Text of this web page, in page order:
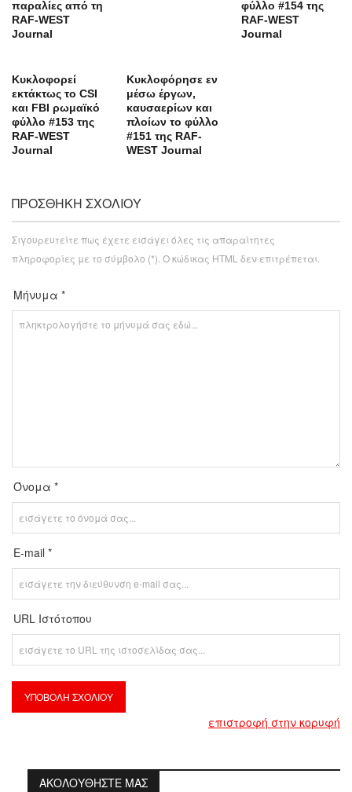
παραλίες από τη
RAF-WEST
Journal
φύλλο #154 της
RAF-WEST
Journal
Κυκλοφορεί
εκτάκτως το CSI
και FBI ρωμαϊκό
φύλλο #153 της
RAF-WEST
Journal
Κυκλοφόρησε εν
μέσω έργων,
καυσαερίων και
πλοίων το φύλλο
#151 της RAF-
WEST Journal
ΠΡΟΣΘΉΚΗ ΣΧΟΛΊΟΥ
Σιγουρευτείτε πως έχετε εισάγει όλες τις απαραίτητες
πληροφορίες με το σύμβολο (*). Ο κώδικας HTML δεν επιτρέπεται.
Μήνυμα *
Όνομα *
E-mail *
URL Ιστότοπου
επιστροφή στην κορυφή
ΑΚΟΛΟΥΘΗΣΤΕ ΜΑΣ